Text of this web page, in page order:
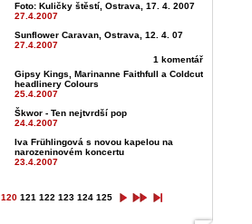
Foto: Kuličky štěstí, Ostrava, 17. 4. 2007
27.4.2007
Sunflower Caravan, Ostrava, 12. 4. 07
27.4.2007
1 komentář
Gipsy Kings, Marinanne Faithfull a Coldcut
headlinery Colours
25.4.2007
Škwor - Ten nejtvrdší pop
24.4.2007
Iva Frühlingová s novou kapelou na
narozeninovém koncertu
23.4.2007
120 121 122 123 124 125